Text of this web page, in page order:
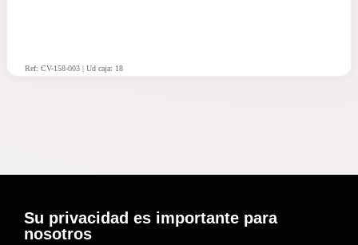
Ref: CV-158-003 | Ud caja: 18
Su privacidad es importante para
nosotros